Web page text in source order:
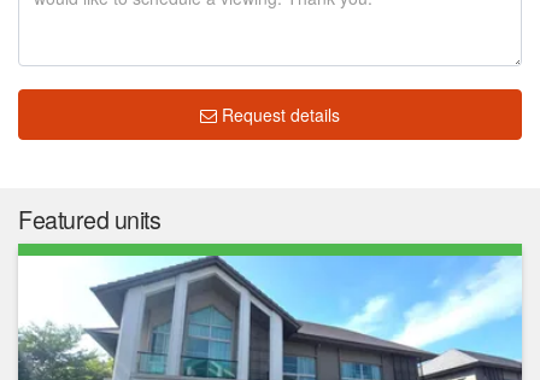
Request details
Featured units